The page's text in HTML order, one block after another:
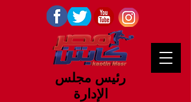
رئيس مجلس
الإدارة